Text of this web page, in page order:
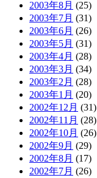
2003年8月 (25)
2003年7月 (31)
2003年6月 (26)
2003年5月 (31)
2003年4月 (28)
2003年3月 (34)
2003年2月 (28)
2003年1月 (20)
2002年12月 (31)
2002年11月 (28)
2002年10月 (26)
2002年9月 (29)
2002年8月 (17)
2002年7月 (26)